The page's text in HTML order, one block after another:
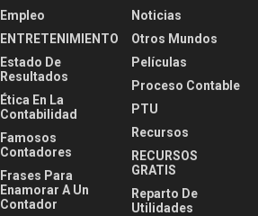
Empleo
ENTRETENIMIENTO
Estado De
Resultados
Ética En La
Contabilidad
Famosos
Contadores
Frases Para
Enamorar A Un
Contador
Noticias
Otros Mundos
Películas
Proceso Contable
PTU
Recursos
RECURSOS
GRATIS
Reparto De
Utilidades